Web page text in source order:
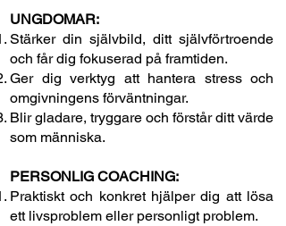
UNGDOMAR:
Stärker din självbild, ditt självförtroende
och får dig fokuserad på framtiden.
Ger dig verktyg att hantera stress och
omgivningens förväntningar.
Blir gladare, tryggare och förstår ditt värde
som människa.
PERSONLIG COACHING:
Praktiskt och konkret hjälper dig att lösa
ett livsproblem eller personligt problem.